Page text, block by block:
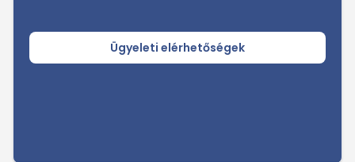
Ügyeleti elérhetőségek